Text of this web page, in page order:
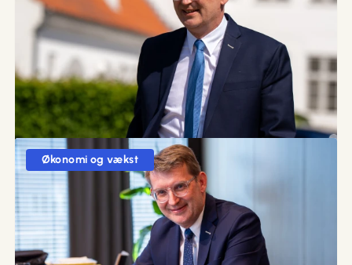
Venstre trækker i arbejdstøjet som kritisk og
konstruktiv opposition
Den nye røde regering har fyldt indkøbskurven med dyre
politiske løfter. Nu begynder arbejdet med at finde ud af,
hvordan regningen skal betales.
Økonomi og vækst